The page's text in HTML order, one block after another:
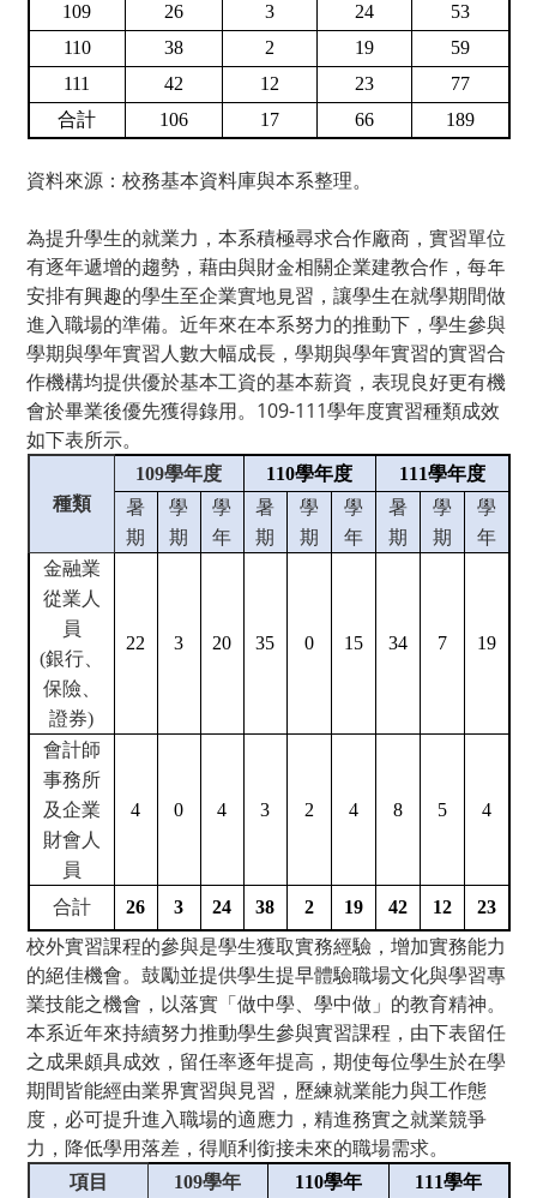
109
26 3 24
53
110
38 2 19
59
111
42 12 23
77
合計
106 17 66 189
資料來源：校務基本資料庫與本系整理。
為提升學生的就業力，本系積極尋求合作廠商，實習單位
有逐年遞增的趨勢，藉由與財金相關企業建教合作，每年
安排有興趣的學生至企業實地見習，讓學生在就學期間做
進入職場的準備。近年來在本系努力的推動下，學生參與
學期與學年實習人數大幅成長，學期與學年實習的實習合
作機構均提供優於基本工資的基本薪資，表現良好更有機
會於畢業後優先獲得錄用。109-111學年度實習種類成效
如下表所示。
種類
109學年度 110學年度 111學年度
暑
期
學
期
學
年
暑
期
學
期
學
年
暑
期
學
期
學
年
金融業
從業人
員
(銀行、
保險、
證券)
22 3 20 35 0 15 34 7 19
會計師
事務所
及企業
財會人
員
4 0 4 3 2 4 8 5 4
合計 26 3 24 38 2 19 42 12 23
校外實習課程的參與是學生獲取實務經驗，增加實務能力
的絕佳機會。鼓勵並提供學生提早體驗職場文化與學習專
業技能之機會，以落實「做中學、學中做」的教育精神。
本系近年來持續努力推動學生參與實習課程，由下表留任
之成果頗具成效，留任率逐年提高，期使每位學生於在學
期間皆能經由業界實習與見習，歷練就業能力與工作態
度，必可提升進入職場的適應力，精進務實之就業競爭
力，降低學用落差，得順利銜接未來的職場需求。
項目 109學年 110學年 111學年